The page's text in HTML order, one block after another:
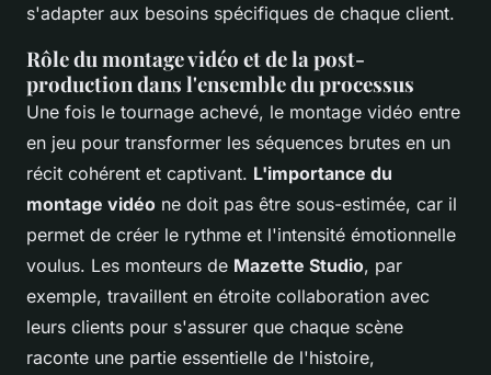
s'adapter aux besoins spécifiques de chaque client.
Rôle du montage vidéo et de la post-
production dans l'ensemble du processus
Une fois le tournage achevé, le montage vidéo entre
en jeu pour transformer les séquences brutes en un
récit cohérent et captivant. L'importance du
montage vidéo ne doit pas être sous-estimée, car il
permet de créer le rythme et l'intensité émotionnelle
voulus. Les monteurs de Mazette Studio, par
exemple, travaillent en étroite collaboration avec
leurs clients pour s'assurer que chaque scène
raconte une partie essentielle de l'histoire,